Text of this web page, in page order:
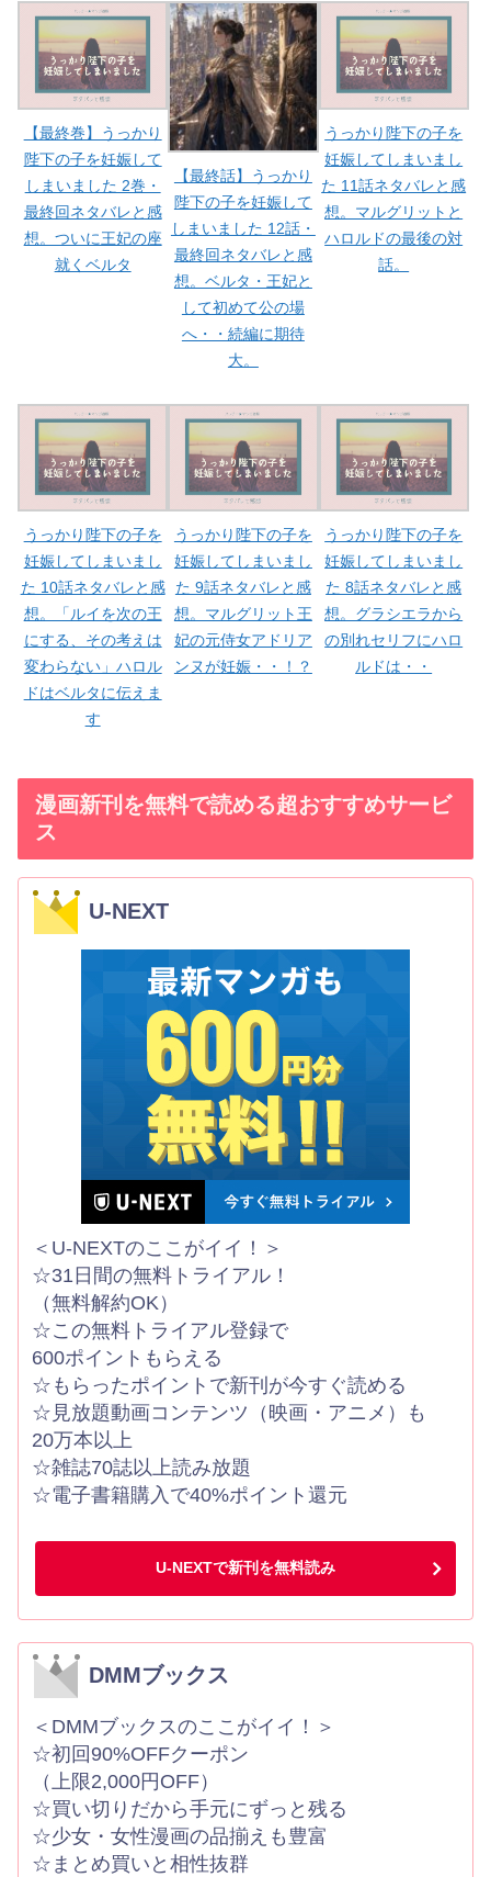
【最終巻】うっかり
陛下の子を妊娠して
しまいました 2巻・
最終回ネタバレと感
想。ついに王妃の座
就くベルタ
【最終話】うっかり
陛下の子を妊娠して
しまいました 12話・
最終回ネタバレと感
想。ベルタ・王妃と
して初めて公の場
へ・・続編に期待
大。
うっかり陛下の子を
妊娠してしまいまし
た 11話ネタバレと感
想。マルグリットと
ハロルドの最後の対
話。
うっかり陛下の子を
妊娠してしまいまし
た 10話ネタバレと感
想。「ルイを次の王
にする、その考えは
変わらない」ハロル
ドはベルタに伝えま
す
うっかり陛下の子を
妊娠してしまいまし
た 9話ネタバレと感
想。マルグリット王
妃の元侍女アドリア
ンヌが妊娠・・！？
うっかり陛下の子を
妊娠してしまいまし
た 8話ネタバレと感
想。グラシエラから
の別れセリフにハロ
ルドは・・
漫画新刊を無料で読める超おすすめサービ
ス
U-NEXT
＜U-NEXTのここがイイ！＞
☆31日間の無料トライアル！
（無料解約OK）
☆この無料トライアル登録で
600ポイントもらえる
☆もらったポイントで新刊が今すぐ読める
☆見放題動画コンテンツ（映画・アニメ）も
20万本以上
☆雑誌70誌以上読み放題
☆電子書籍購入で40%ポイント還元
U-NEXTで新刊を無料読み
DMMブックス
＜DMMブックスのここがイイ！＞
☆初回90%OFFクーポン
（上限2,000円OFF）
☆買い切りだから手元にずっと残る
☆少女・女性漫画の品揃えも豊富
☆まとめ買いと相性抜群